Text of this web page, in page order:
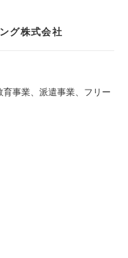
グ株式会社
事業、派遣事業、フリー